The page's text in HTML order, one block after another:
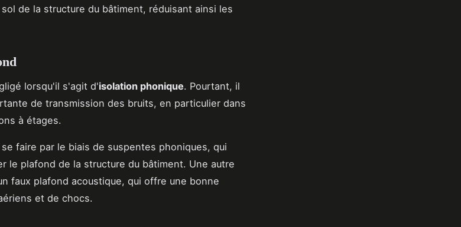
de la structure du bâtiment, réduisant ainsi les
lorsqu'il s'agit d'isolation phonique. Pourtant, il
de transmission des bruits, en particulier dans
à étages.
faire par le biais de suspentes phoniques, qui
le plafond de la structure du bâtiment. Une autre
faux plafond acoustique, qui offre une bonne
et de chocs.